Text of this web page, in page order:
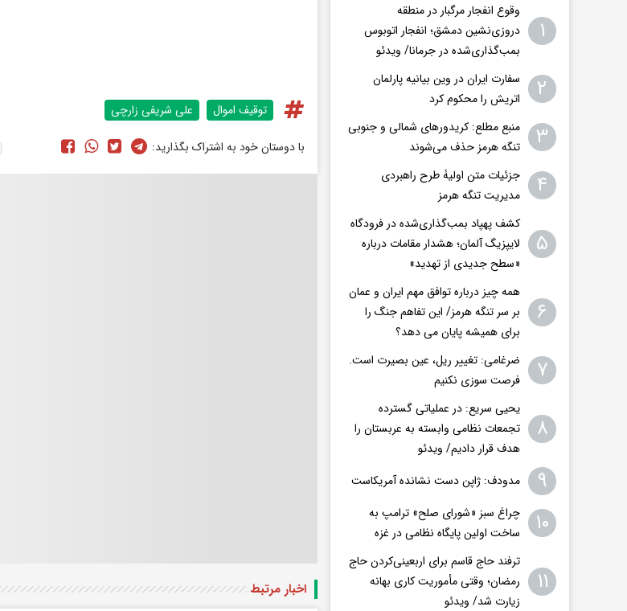
توقیف اموال علی شریفی زارچی
با دوستان خود به اشتراک بگذارید:
اخبار مرتبط
۱
وقوع انفجار مرگبار در منطقه
دروزی‌نشین دمشق؛ انفجار اتوبوس
بمب‌گذاری‌شده در جرمانا/ ویدئو
۲
سفارت ایران در وین بیانیه پارلمان
اتریش را محکوم کرد
۳
منبع مطلع: کریدورهای شمالی و جنوبی
تنگه هرمز حذف می‌شوند
۴
جزئیات متن اولیۀ طرح راهبردی
مدیریت تنگه هرمز
۵
کشف پهپاد بمب‌گذاری‌شده در فرودگاه
لایپزیگ آلمان؛ هشدار مقامات درباره
«سطح جدیدی از تهدید»
۶
همه چیز درباره توافق مهم ایران و عمان
بر سر تنگه هرمز/ این تفاهم جنگ را
برای همیشه پایان می دهد؟
۷
ضرغامی: تغییر ریل، عین بصیرت است.
فرصت سوزی نکنیم
۸
یحیی سریع: در عملیاتی گسترده
تجمعات نظامی وابسته به عربستان را
هدف قرار دادیم/ ویدئو
۹ مدودف: ژاپن دست نشانده آمریکاست
۱۰
چراغ سبز «شورای صلح» ترامپ به
ساخت اولین پایگاه نظامی در غزه
۱۱
ترفند حاج قاسم برای اربعینی‌کردن حاج
رمضان؛ وقتی مأموریت کاری بهانه
زیارت شد/ ویدئو